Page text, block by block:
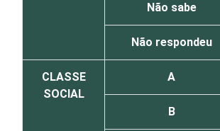
Não sabe
Não respondeu
CLASSE
SOCIAL
A
B